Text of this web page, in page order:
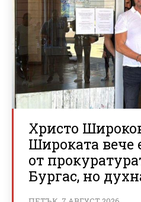
Христо
Широката вече
от
Бургас, но